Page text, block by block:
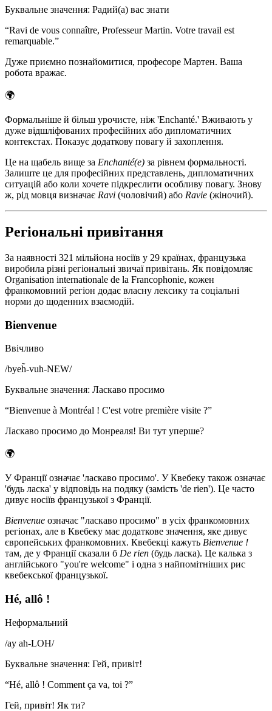
Буквальне значення: Радий(а) вас знати
“Ravi de vous connaître, Professeur Martin. Votre travail est
remarquable.”
Дуже приємно познайомитися, професоре Мартен. Ваша
робота вражає.
🌍
Формальніше й більш урочисте, ніж 'Enchanté.' Вживають у
дуже відшліфованих професійних або дипломатичних
контекстах. Показує додаткову повагу й захоплення.
Це на щабель вище за Enchanté(e) за рівнем формальності.
Залиште це для професійних представлень, дипломатичних
ситуацій або коли хочете підкреслити особливу повагу. Знову
ж, рід мовця визначає Ravi (чоловічий) або Ravie (жіночий).
Регіональні привітання
За наявності 321 мільйона носіїв у 29 країнах, французька
виробила різні регіональні звичаї привітань. Як повідомляє
Organisation internationale de la Francophonie, кожен
франкомовний регіон додає власну лексику та соціальні
норми до щоденних взаємодій.
Bienvenue
Ввічливо
/byeh̃-vuh-NEW/
Буквальне значення: Ласкаво просимо
“Bienvenue à Montréal ! C'est votre première visite ?”
Ласкаво просимо до Монреаля! Ви тут уперше?
🌍
У Франції означає 'ласкаво просимо'. У Квебеку також означає
'будь ласка' у відповідь на подяку (замість 'de rien'). Це часто
дивує носіїв французької з Франції.
Bienvenue означає "ласкаво просимо" в усіх франкомовних
регіонах, але в Квебеку має додаткове значення, яке дивує
європейських франкомовних. Квебекці кажуть Bienvenue !
там, де у Франції сказали б De rien (будь ласка). Це калька з
англійського "you're welcome" і одна з найпомітніших рис
квебекської французької.
Hé, allô !
Неформальний
/ay ah-LOH/
Буквальне значення: Гей, привіт!
“Hé, allô ! Comment ça va, toi ?”
Гей, привіт! Як ти?